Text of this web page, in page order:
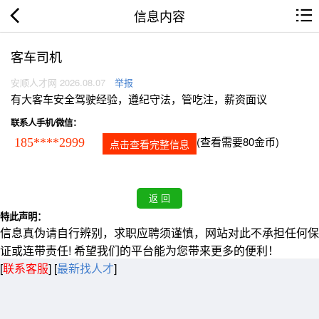
信息内容
客车司机
安顺人才网 2026.08.07 举报
有大客车安全驾驶经验，遵纪守法，管吃注，薪资面议
联系人手机/微信：
185****2999 点击查看完整信息 (查看需要80金币)
特此声明：
信息真伪请自行辨别，求职应聘须谨慎，网站对此不承担任何保
证或连带责任! 希望我们的平台能为您带来更多的便利！
[联系客服] [最新找人才]